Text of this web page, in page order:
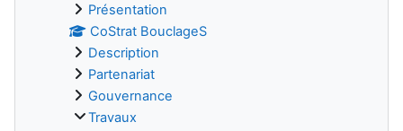
Présentation
CoStrat BouclageS
Description
Partenariat
Gouvernance
Travaux